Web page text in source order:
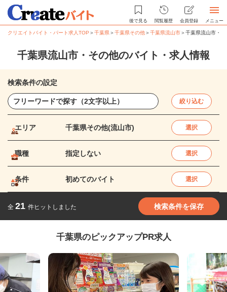
後で見る 閲覧履歴 会員登録 メニュー
クリエイトバイト・パート求人TOP ＞千葉県＞千葉県その他＞千葉県流山市＞千葉県流山市・
千葉県流山市・その他のバイト・求人情報
検索条件の設定
絞り込む
エリア 千葉県その他(流山市) 選択
職種 指定しない 選択
条件 初めてのバイト 選択
全 21 件ヒットしました 検索条件を保存
千葉県のピックアップPR求人